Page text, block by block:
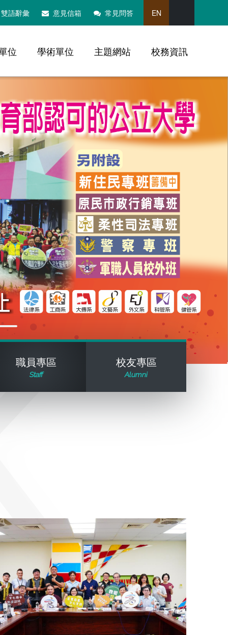
雙語辭彙 意見信箱 常見問答 EN
位 學術單位 主題網站 校務資訊
職員專區
Staff
校友專區
Alumni